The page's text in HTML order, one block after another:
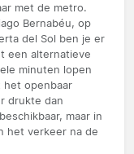
met de metro.
Bernabéu, op
del Sol ben je er
een alternatieve
minuten lopen
het openbaar
drukte dan
maar in
het verkeer na de